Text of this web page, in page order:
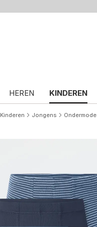
HEREN KINDEREN
Kinderen Jongens Ondermode